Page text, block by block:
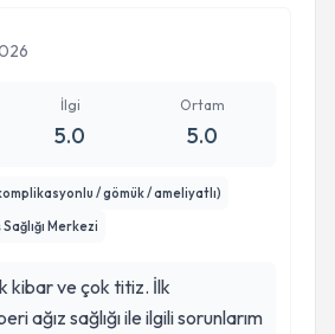
İlgi
5.0
Ortam
5.0
/ gömük / ameliyatlı)
Merkezi
kibar ve çok titiz. İlk
ağız sağlığı ile ilgili sorunlarım